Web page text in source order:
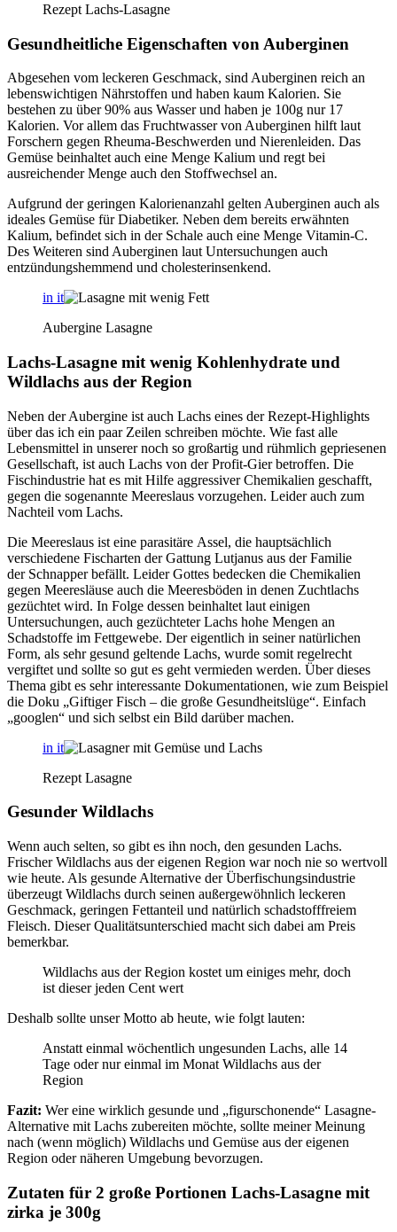
Rezept Lachs-Lasagne
Gesundheitliche Eigenschaften von Auberginen
Abgesehen vom leckeren Geschmack, sind Auberginen reich an
lebenswichtigen Nährstoffen und haben kaum Kalorien. Sie
bestehen zu über 90% aus Wasser und haben je 100g nur 17
Kalorien. Vor allem das Fruchtwasser von Auberginen hilft laut
Forschern gegen Rheuma-Beschwerden und Nierenleiden. Das
Gemüse beinhaltet auch eine Menge Kalium und regt bei
ausreichender Menge auch den Stoffwechsel an.
Aufgrund der geringen Kalorienanzahl gelten Auberginen auch als
ideales Gemüse für Diabetiker. Neben dem bereits erwähnten
Kalium, befindet sich in der Schale auch eine Menge Vitamin-C.
Des Weiteren sind Auberginen laut Untersuchungen auch
entzündungshemmend und cholesterinsenkend.
in it
Aubergine Lasagne
Lachs-Lasagne mit wenig Kohlenhydrate und
Wildlachs aus der Region
Neben der Aubergine ist auch Lachs eines der Rezept-Highlights
über das ich ein paar Zeilen schreiben möchte. Wie fast alle
Lebensmittel in unserer noch so großartig und rühmlich gepriesenen
Gesellschaft, ist auch Lachs von der Profit-Gier betroffen. Die
Fischindustrie hat es mit Hilfe aggressiver Chemikalien geschafft,
gegen die sogenannte Meereslaus vorzugehen. Leider auch zum
Nachteil vom Lachs.
Die Meereslaus ist eine parasitäre Assel, die hauptsächlich
verschiedene Fischarten der Gattung Lutjanus aus der Familie
der Schnapper befällt. Leider Gottes bedecken die Chemikalien
gegen Meeresläuse auch die Meeresböden in denen Zuchtlachs
gezüchtet wird. In Folge dessen beinhaltet laut einigen
Untersuchungen, auch gezüchteter Lachs hohe Mengen an
Schadstoffe im Fettgewebe. Der eigentlich in seiner natürlichen
Form, als sehr gesund geltende Lachs, wurde somit regelrecht
vergiftet und sollte so gut es geht vermieden werden. Über dieses
Thema gibt es sehr interessante Dokumentationen, wie zum Beispiel
die Doku „Giftiger Fisch – die große Gesundheitslüge“. Einfach
„googlen“ und sich selbst ein Bild darüber machen.
in it
Rezept Lasagne
Gesunder Wildlachs
Wenn auch selten, so gibt es ihn noch, den gesunden Lachs.
Frischer Wildlachs aus der eigenen Region war noch nie so wertvoll
wie heute. Als gesunde Alternative der Überfischungsindustrie
überzeugt Wildlachs durch seinen außergewöhnlich leckeren
Geschmack, geringen Fettanteil und natürlich schadstofffreiem
Fleisch. Dieser Qualitätsunterschied macht sich dabei am Preis
bemerkbar.
Wildlachs aus der Region kostet um einiges mehr, doch
ist dieser jeden Cent wert
Deshalb sollte unser Motto ab heute, wie folgt lauten:
Anstatt einmal wöchentlich ungesunden Lachs, alle 14
Tage oder nur einmal im Monat Wildlachs aus der
Region
Fazit: Wer eine wirklich gesunde und „figurschonende“ Lasagne-
Alternative mit Lachs zubereiten möchte, sollte meiner Meinung
nach (wenn möglich) Wildlachs und Gemüse aus der eigenen
Region oder näheren Umgebung bevorzugen.
Zutaten für 2 große Portionen Lachs-Lasagne mit
zirka je 300g